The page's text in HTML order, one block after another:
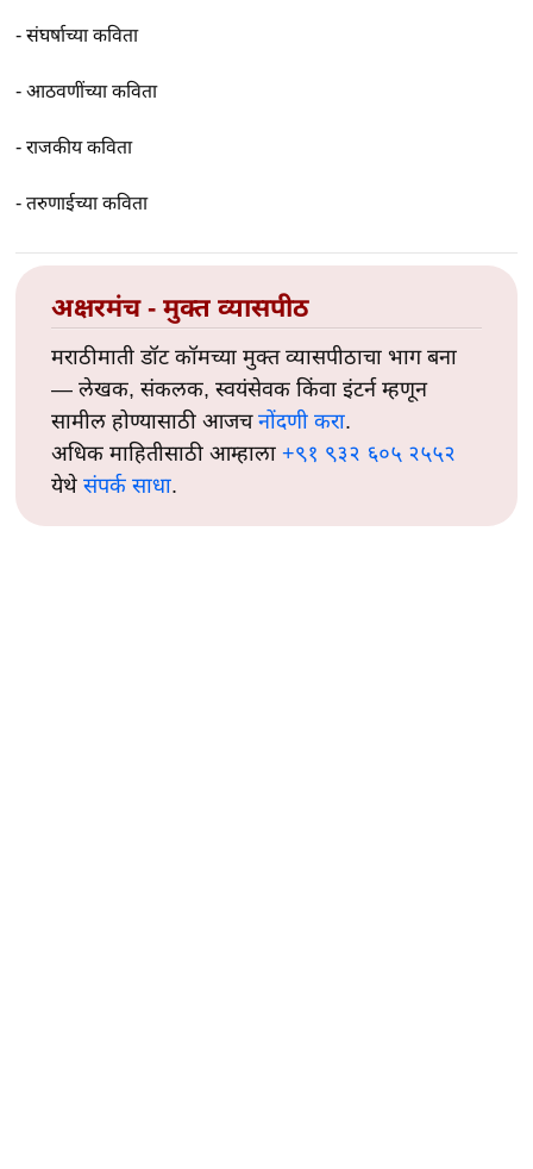
-संघर्षाच्या कविता
-आठवणींच्या कविता
-राजकीय कविता
-तरुणाईच्या कविता
अक्षरमंच - मुक्त व्यासपीठ
मराठीमाती डॉट कॉमच्या मुक्त व्यासपीठाचा भाग बना
— लेखक, संकलक, स्वयंसेवक किंवा इंटर्न म्हणून
सामील होण्यासाठी आजचनोंदणी करा.
अधिक माहितीसाठी आम्हाला+९१ ९३२ ६०५ २५५२
येथेसंपर्क साधा.